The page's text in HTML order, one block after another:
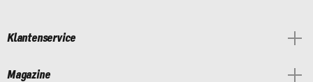
Klantenservice
Magazine